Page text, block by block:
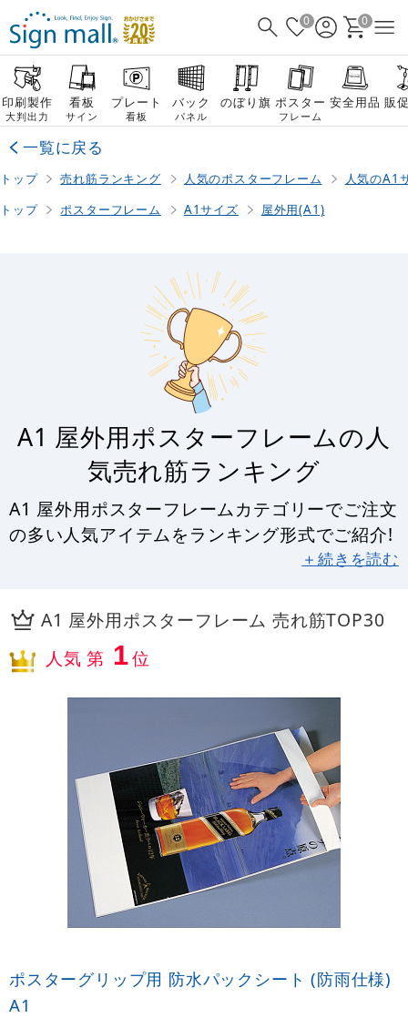
0 0
印刷製作
大判出力
看板
サイン
プレート
看板
バック
パネル
のぼり旗 ポスター
フレーム
安全用品 販
一覧に戻る
トップ 売れ筋ランキング 人気のポスターフレーム
人気のA1
トップ
ポスターフレーム A1サイズ 屋外用(A1)
A1 屋外用ポスターフレームの人
気売れ筋ランキング
A1 屋外用ポスターフレームカテゴリーでご注文
の多い人気アイテムをランキング形式でご紹介!
＋続きを読む
A1 屋外用ポスターフレーム 売れ筋TOP30
人気 第 1位
ポスターグリップ用 防水パックシート (防雨仕様)
A1